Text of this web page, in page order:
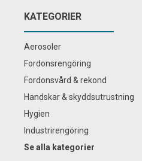
KATEGORIER
Aerosoler
Fordonsrengöring
Fordonsvård & rekond
Handskar & skyddsutrustning
Hygien
Industrirengöring
Se alla kategorier